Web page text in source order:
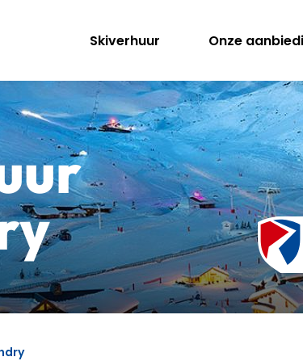
Skiverhuur Onze